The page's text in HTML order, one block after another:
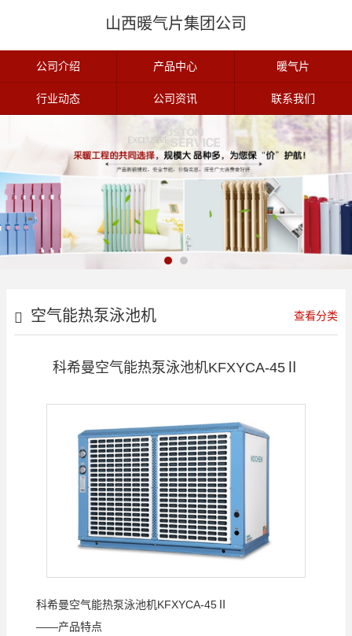
山西暖气片集团公司
公司介绍 产品中心 暖气片
行业动态 公司资讯 联系我们
空气能热泵泳池机 查看分类
科希曼空气能热泵泳池机KFXYCA-45Ⅱ
科希曼空气能热泵泳池机KFXYCA-45Ⅱ
——产品特点